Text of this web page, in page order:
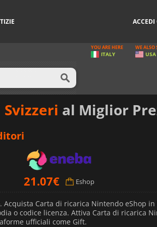
ACCEDI
YOU ARE HERE
ITALY
WE ALSO
USA
al Miglior
21.07€ Eshop
Acquista Carta di ricarica Nintendo eShop in
o codice licenza. Attiva Carta di ricarica
ufficiali come Gift.